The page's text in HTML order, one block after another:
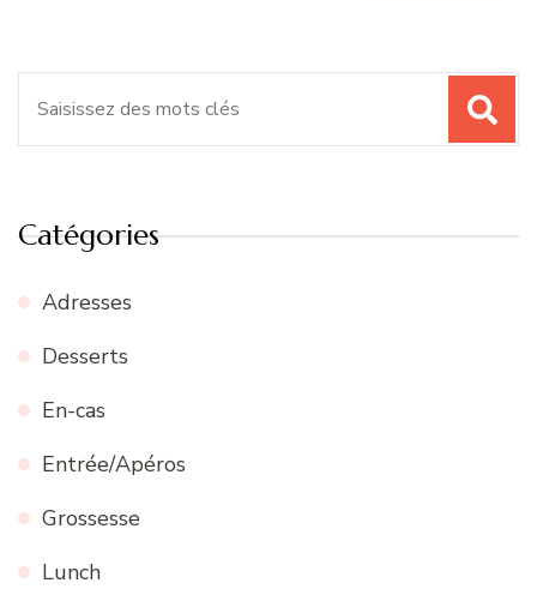
Catégories
Adresses
Desserts
En-cas
Entrée/Apéros
Grossesse
Lunch